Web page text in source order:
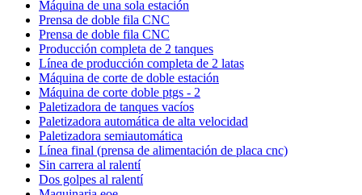
Máquina de una sola estación
Prensa de doble fila CNC
Prensa de doble fila CNC
Producción completa de 2 tanques
Línea de producción completa de 2 latas
Máquina de corte de doble estación
Máquina de corte doble ptgs - 2
Paletizadora de tanques vacíos
Paletizadora automática de alta velocidad
Paletizadora semiautomática
Línea final (prensa de alimentación de placa cnc)
Sin carrera al ralentí
Dos golpes al ralentí